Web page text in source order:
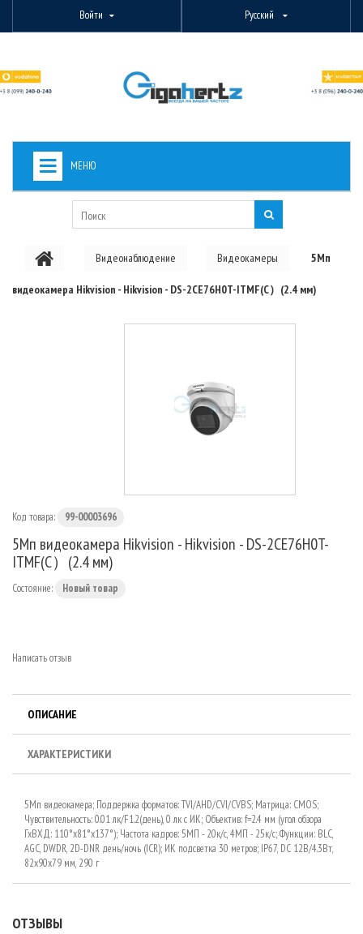
Войти Русский
МЕНЮ
PON ОБОРУДОВАНИЕ
Видеонаблюдение Видеокамеры 5Мп
видеокамера Hikvision - Hikvision - DS-2CE76H0T-ITMF(C）(2.4 мм)
Код товара: 99-00003696
5Мп видеокамера Hikvision - Hikvision - DS-2CE76H0T-
ITMF(C）(2.4 мм)
Состояние: Новый товар
Написать отзыв
ОПИСАНИЕ
ХАРАКТЕРИСТИКИ
5Мп видеокамера; Поддержка форматов: TVI/AHD/CVI/CVBS; Матрица: CMOS;
Чувствительность: 0.01 лк/F1.2(день), 0 лк c ИК; Объектив: f=2.4 мм (угол обзора
ГхВХД: 110°х81°х137°); Частота кадров: 5МП - 20к/с, 4МП - 25к/с; Функции: BLC,
AGC, DWDR, 2D-DNR день/ночь (ICR); ИК подсветка 30 метров; IP67, DC 12В/4.3Вт,
82х90x79 мм, 290 г
ОТЗЫВЫ